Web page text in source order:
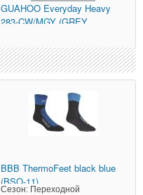
GUAHOO Everyday Heavy
283-CW/MGY (GREY
BBB ThermoFeet black blue
(BSO-11)
Сезон: Переходной